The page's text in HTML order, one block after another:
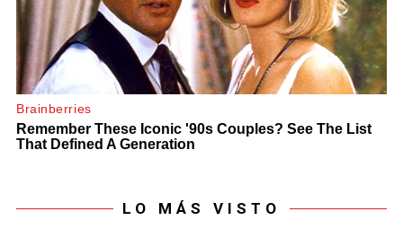
LO MÁS VISTO